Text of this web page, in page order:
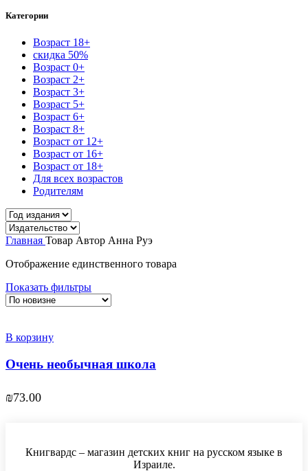
Категории
Возраст 18+
скидка 50%
Возраст 0+
Возраст 2+
Возраст 3+
Возраст 5+
Возраст 6+
Возраст 8+
Возраст от 12+
Возраст от 16+
Возраст от 18+
Для всех возрастов
Родителям
Главная Товар Автор Анна Руэ
Отображение единственного товара
Показать фильтры
В корзину
Очень необычная школа
₪73.00
Книгвардс – магазин детских книг на русском языке в
Израиле.